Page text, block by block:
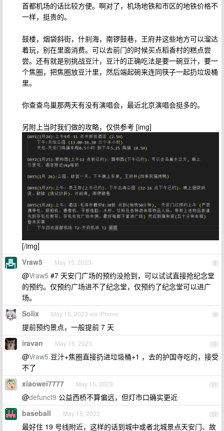
首都机场的话比较方便。啊对了，机场地铁和市区的地铁价格不
一样，挺贵的。
鼓楼，烟袋斜街，什刹海，南锣鼓巷，王府井这些地方可以溜达
着玩，别在里面消费。可以去前门的时候买点稻香村的糕点尝
尝。还有就是别挑战豆汁，豆汁的正确吃法是要一碗豆汁，要一
个焦圈，把焦圈放豆汁里，然后端起碗来连同筷子一起扔垃圾桶
里。
你查查鸟巢那两天有没有演唱会，最近北京演唱会挺多的。
另附上当时我们做的攻略，仅供参考 [img]
[/img]
8
Vraw5 May 15, 2023
@Vraw5 #7 天安门广场的预约没抢到，可以试试直接抢纪念堂
的预约。仅预约广场进不了纪念堂，仅预约了纪念堂可以进广
场。
9
Solix May 15, 2023 via iPhone
提前预约景点，一般提前 7 天
10
iravan May 15, 2023
@Vraw5 豆汁+焦圈直接扔进垃圾桶+1 ，去的护国寺吃的，接受
不了
11
xiaowei7777 May 15, 2023
@defunct9 公益西桥不算偏远，但灯市口确实更近
12
baseball May 15, 2023
最好住 19 号线附近，这样的话到城中或者北城景点天安门、故